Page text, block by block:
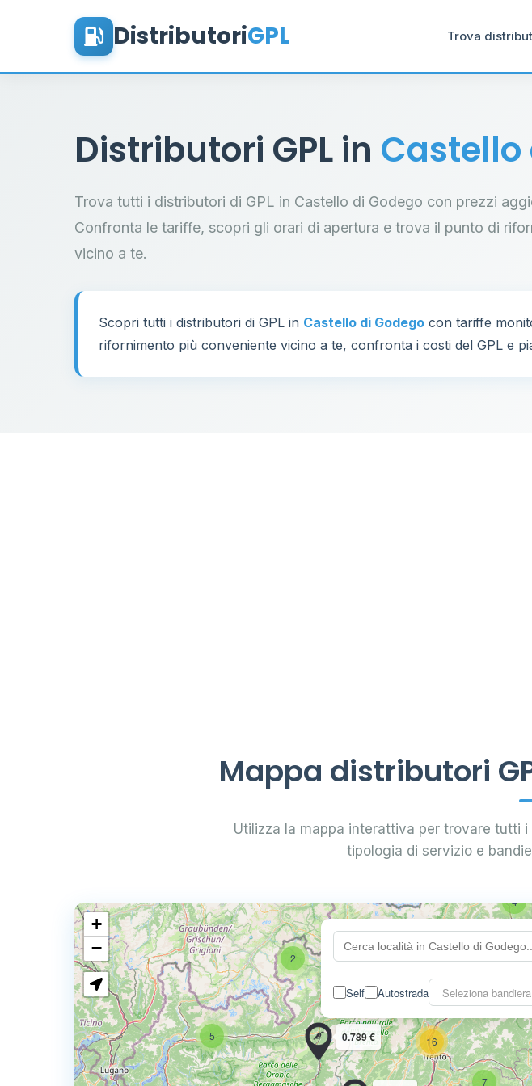
DistributoriGPL Trova
Distributori GPL in Castello
Trova tutti i distributori di GPL in Castello di Godego con prezzi
Confronta le tariffe, scopri gli orari di apertura e trova il punto di
vicino a te.
Scopri tutti i distributori di GPL in Castello di Godego con tariffe
rifornimento più conveniente vicino a te, confronta i costi del GPL e
Mappa distributori
Utilizza la mappa interattiva per trovare tutti
tipologia di servizio e
Self Autostrada Seleziona bandiera
2
7
16
4
10
5 0.789 €
+
−